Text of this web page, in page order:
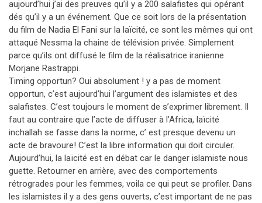
aujourd’hui j’ai des preuves qu’il y a 200 salafistes qui opérant
dés qu’il y a un événement. Que ce soit lors de la présentation
du film de Nadia El Fani sur la laïcité, ce sont les mêmes qui ont
attaqué Nessma la chaine de télévision privée. Simplement
parce qu’ils ont diffusé le film de la réalisatrice iranienne
Morjane Rastrappi.
Timing opportun? Oui absolument ! y a pas de moment
opportun, c’est aujourd’hui l’argument des islamistes et des
salafistes. C’est toujours le moment de s’exprimer librement. Il
faut au contraire que l’acte de diffuser à l’Africa, laïcité
inchallah se fasse dans la norme, c’ est presque devenu un
acte de bravoure! C’est la libre information qui doit circuler.
Aujourd’hui, la laïcité est en débat car le danger islamiste nous
guette. Retourner en arrière, avec des comportements
rétrogrades pour les femmes, voila ce qui peut se profiler. Dans
les islamistes il y a des gens ouverts, c’est important de ne pas